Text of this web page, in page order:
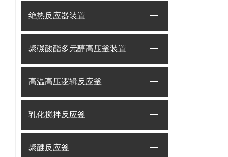
绝热反应器装置
聚碳酸酯多元醇高压釜装置
高温高压逻辑反应釜
乳化搅拌反应釜
聚醚反应釜